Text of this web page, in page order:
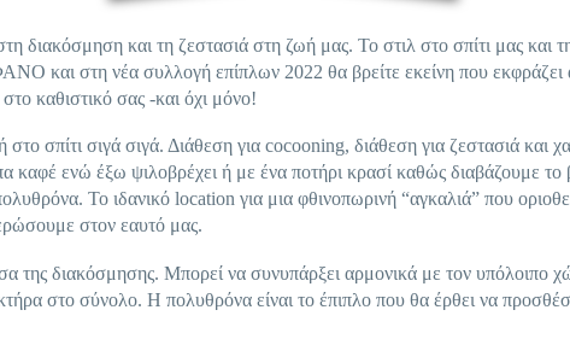
διακόσμηση και τη ζεστασιά στη ζωή μας. Το στιλ στο σπίτι μας και
και στη νέα συλλογή επίπλων 2022 θα βρείτε εκείνη που
καθιστικό σας -και όχι μόνο!
σπίτι σιγά σιγά. Διάθεση για cocooning, διάθεση για ζεστασιά και
καφέ ενώ έξω ψιλοβρέχει ή με ένα ποτήρι κρασί καθώς διαβάζουμε το
Το ιδανικό location για μια φθινοπωρινή “αγκαλιά” που
στον εαυτό μας.
της διακόσμησης. Μπορεί να συνυπάρξει αρμονικά με τον υπόλοιπο
στο σύνολο. Η πολυθρόνα είναι το έπιπλο που θα έρθει να